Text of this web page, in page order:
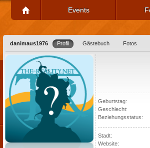
Events
danimaus1976 Profil Gästebuch Fotos
Geburtstag:
Geschlecht:
Beziehungsstatus:
Stadt:
Website: